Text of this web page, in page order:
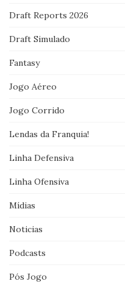
Draft Reports 2026
Draft Simulado
Fantasy
Jogo Aéreo
Jogo Corrido
Lendas da Franquia!
Linha Defensiva
Linha Ofensiva
Mídias
Noticias
Podcasts
Pós Jogo